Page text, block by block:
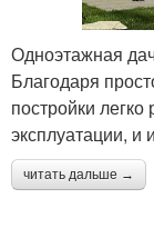
Одноэтажная
Благодаря
постройки
эксплуатации,
читать дальше →